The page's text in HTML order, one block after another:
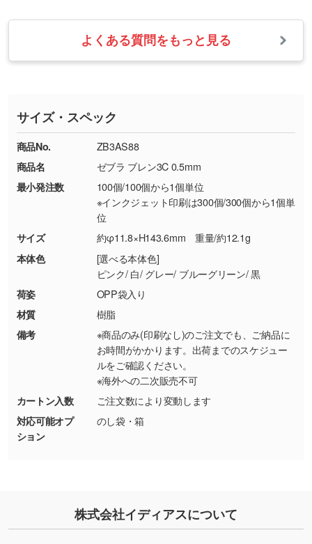
・1色印刷でグラデーションや濃淡を表現した
い
す。→詳しく見る
・コーポレートカラーを使って印刷したい／印
刷色にこだわりがある
DIC・PANTONEなどのカラーチップの指定や、
現物支給による色指定も承っております。→詳
・背景がある画像からキャラクター部分だけを
使いたいです
シンプルな背景のデータや、使いたいキャラク
ター部分の輪郭がはっきりしているデータは切
り抜き処理が可能です。→
詳しく見る
・持っているデータの背景が足りない／塗り足
しの作り方が分からない
印刷したいデータが印刷範囲よりも小さい場
合、シンプルな色・柄の背景であれば拡張が可
能です。→
詳しく見る
いたします。配置のご相談にも応じています。
また、お選びいただいた印刷色が本体色に合わ
ない場合や仕上がりに影響しそうな場合は、ス
タッフから別の色をご案内することもございま
・お届け時に商品が損傷・故障している場合
・ご注文と異なる商品が届いた場合
・印刷不良があった場合
※詳しくは「商品の良品基準について
ください。
【返品・交換ができない場合】
・お客様の元で商品を加工された場合、または
商品が破損した場合
・商品到着後7日以上経過している場合
・お客様のご都合による返品・交換依頼(商
品・色・数量などの注文間違い等)
業日以内に担当スタッフよりメールにてご連絡
いたします。
お急ぎの場合はお電話でのご質問も受け付けて
TEL：0422-29-9911 営業時間10:00～
18:00(土日祝日除く)
お問い合わせフォームはこちら
よくある質問をもっと見る
サイズ・スペック
商品No.
ZB3AS88
商品名
ゼブラ ブレン3C 0.5mm
最小発注数
100個/100個から1個単位
※インクジェット印刷は300個/300個から1個単
位
サイズ
約φ11.8×H143.6mm 重量/約12.1g
本体色
[選べる本体色]
ピンク/ 白/ グレー/ ブルーグリーン/ 黒
荷姿
OPP袋入り
材質
樹脂
備考
※商品のみ(印刷なし)のご注文でも、ご納品に
お時間がかかります。出荷までのスケジュー
ルをご確認ください。
※海外への二次販売不可
カートン入数
ご注文数により変動します
対応可能オプ
ション
のし袋・箱
株式会社イディアスについて